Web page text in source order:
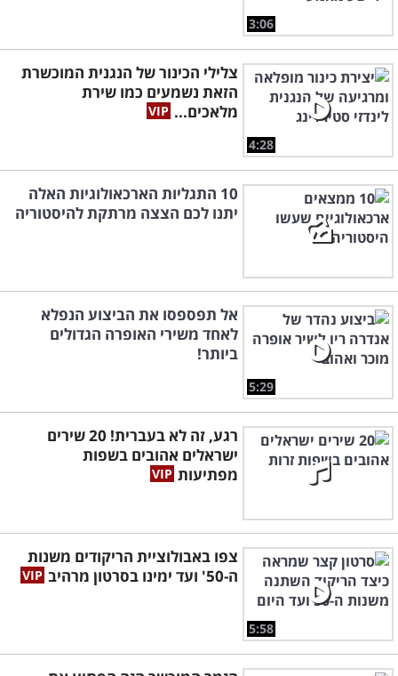
3:06
4:28
צלילי הכינור של הנגנית המוכשרת
הזאת נשמעים כמו שירת
מלאכים...
10 התגליות הארכאולוגיות האלה
יתנו לכם הצצה מרתקת להיסטוריה
5:29
אל תפספסו את הביצוע הנפלא
לאחד משירי האופרה הגדולים
ביותר!
רגע, זה לא בעברית! 20 שירים
ישראלים אהובים בשפות
מפתיעות
5:58
צפו באבולוציית הריקודים משנות
ה-50' ועד ימינו בסרטון מרהיב